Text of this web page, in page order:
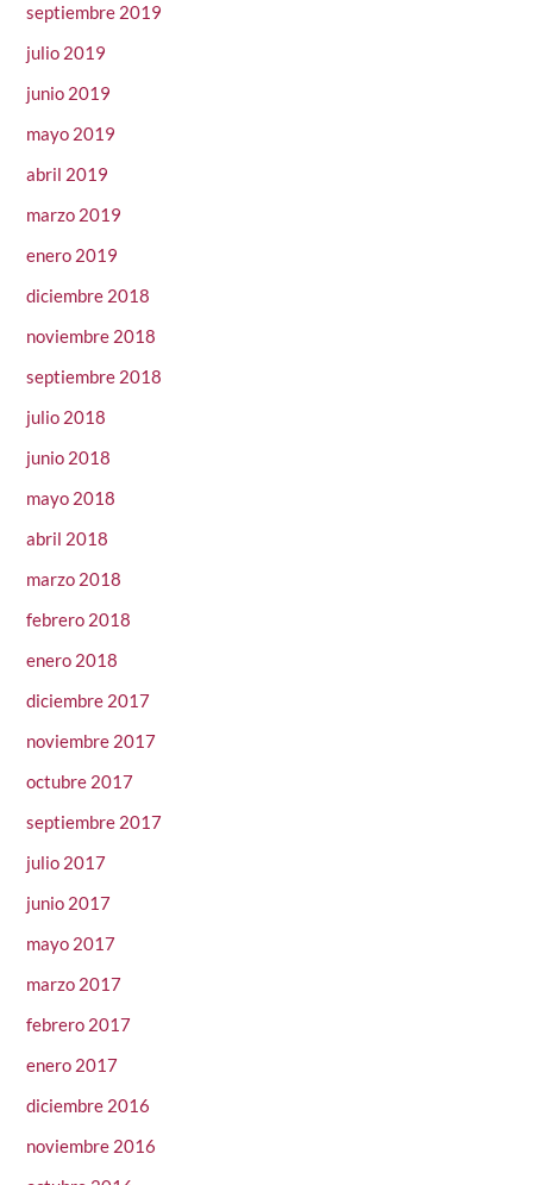
septiembre 2019
julio 2019
junio 2019
mayo 2019
abril 2019
marzo 2019
enero 2019
diciembre 2018
noviembre 2018
septiembre 2018
julio 2018
junio 2018
mayo 2018
abril 2018
marzo 2018
febrero 2018
enero 2018
diciembre 2017
noviembre 2017
octubre 2017
septiembre 2017
julio 2017
junio 2017
mayo 2017
marzo 2017
febrero 2017
enero 2017
diciembre 2016
noviembre 2016